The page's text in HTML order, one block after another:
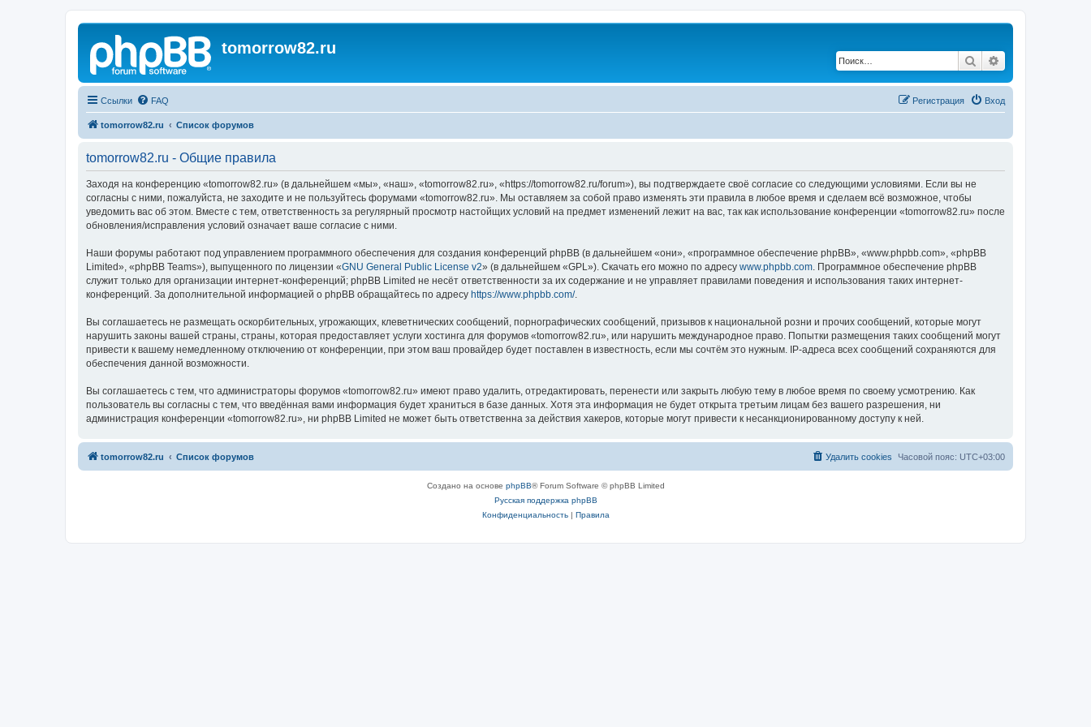
tomorrow82.ru
Поиск
Ссылки FAQ Вход
Регистрация
tomorrow82.ru Список форумов
tomorrow82.ru - Общие правила
Заходя на конференцию «tomorrow82.ru» (в дальнейшем «мы», «наш», «tomorrow82.ru», «https://tomorrow82.ru/forum»), вы подтверждаете своё согласие со следующими условиями. Если вы не
согласны с ними, пожалуйста, не заходите и не пользуйтесь форумами «tomorrow82.ru». Мы оставляем за собой право изменять эти правила в любое время и сделаем всё возможное, чтобы
уведомить вас об этом. Вместе с тем, ответственность за регулярный просмотр настойщих условий на предмет изменений лежит на вас, так как использование конференции «tomorrow82.ru» после
обновления/исправления условий означает ваше согласие с ними.
Наши форумы работают под управлением программного обеспечения для создания конференций phpBB (в дальнейшем «они», «программное обеспечение phpBB», «www.phpbb.com», «phpBB
Limited», «phpBB Teams»), выпущенного по лицензии «GNU General Public License v2» (в дальнейшем «GPL»). Скачать его можно по адресу www.phpbb.com. Программное обеспечение phpBB
служит только для организации интернет-конференций; phpBB Limited не несёт ответственности за их содержание и не управляет правилами поведения и использования таких интернет-
конференций. За дополнительной информацией о phpBB обращайтесь по адресу https://www.phpbb.com/.
Вы соглашаетесь не размещать оскорбительных, угрожающих, клеветнических сообщений, порнографических сообщений, призывов к национальной розни и прочих сообщений, которые могут
нарушить законы вашей страны, страны, которая предоставляет услуги хостинга для форумов «tomorrow82.ru», или нарушить международное право. Попытки размещения таких сообщений могут
привести к вашему немедленному отключению от конференции, при этом ваш провайдер будет поставлен в известность, если мы сочтём это нужным. IP-адреса всех сообщений сохраняются для
обеспечения данной возможности.
Вы соглашаетесь с тем, что администраторы форумов «tomorrow82.ru» имеют право удалить, отредактировать, перенести или закрыть любую тему в любое время по своему усмотрению. Как
пользователь вы согласны с тем, что введённая вами информация будет храниться в базе данных. Хотя эта информация не будет открыта третьим лицам без вашего разрешения, ни
администрация конференции «tomorrow82.ru», ни phpBB Limited не может быть ответственна за действия хакеров, которые могут привести к несанкционированному доступу к ней.
tomorrow82.ru Список форумов Часовой пояс: UTC+03:00
Удалить cookies
Создано на основе phpBB® Forum Software © phpBB Limited
Русская поддержка phpBB
Конфиденциальность| Правила